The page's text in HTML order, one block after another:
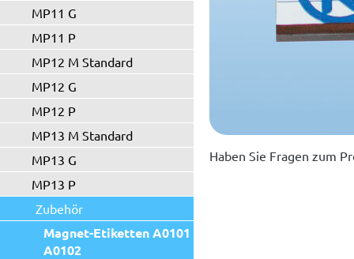
MP11 G
MP11 P
MP12 M Standard
MP12 G
MP12 P
MP13 M Standard
MP13 G
MP13 P
Zubehör
Magnet-Etiketten A0101 -
A0102
Haben Sie Fragen zum